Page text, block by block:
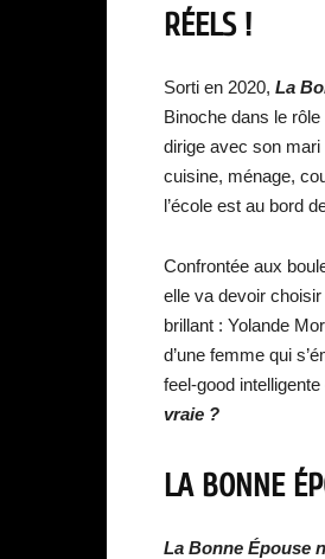
RÉELS !
Sorti en 2020, La
Binoche dans le
dirige avec son
cuisine, ménage,
l’école est au bord
Confrontée aux
elle va devoir
brillant : Yolande
d’une femme qui
feel-good
vraie ?
LA BONNE
La Bonne Épouse